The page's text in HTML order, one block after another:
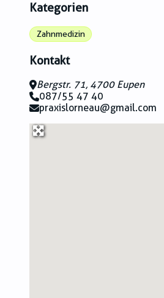
Kategorien
Zahnmedizin
Kontakt
Bergstr. 71, 4700 Eupen
087/55 47 40
praxislorneau@gmail.com